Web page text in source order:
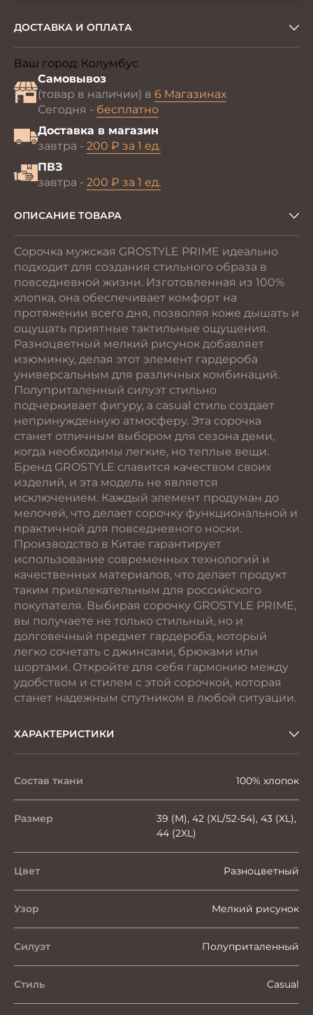
ДОСТАВКА И ОПЛАТА
Ваш город: Колумбус
Самовывоз
(товар в наличии) в 6 Магазинах
Сегодня - бесплатно
Доставка в магазин
завтра - 200 ₽ за 1 ед.
ПВЗ
завтра - 200 ₽ за 1 ед.
ОПИСАНИЕ ТОВАРА
Сорочка мужская GROSTYLE PRIME идеально
подходит для создания стильного образа в
повседневной жизни. Изготовленная из 100%
хлопка, она обеспечивает комфорт на
протяжении всего дня, позволяя коже дышать и
ощущать приятные тактильные ощущения.
Разноцветный мелкий рисунок добавляет
изюминку, делая этот элемент гардероба
универсальным для различных комбинаций.
Полуприталенный силуэт стильно
подчеркивает фигуру, а casual стиль создает
непринужденную атмосферу. Эта сорочка
станет отличным выбором для сезона деми,
когда необходимы легкие, но теплые вещи.
Бренд GROSTYLE славится качеством своих
изделий, и эта модель не является
исключением. Каждый элемент продуман до
мелочей, что делает сорочку функциональной и
практичной для повседневного носки.
Производство в Китае гарантирует
использование современных технологий и
качественных материалов, что делает продукт
таким привлекательным для российского
покупателя. Выбирая сорочку GROSTYLE PRIME,
вы получаете не только стильный, но и
долговечный предмет гардероба, который
легко сочетать с джинсами, брюками или
шортами. Откройте для себя гармонию между
удобством и стилем с этой сорочкой, которая
станет надежным спутником в любой ситуации.
ХАРАКТЕРИСТИКИ
Состав ткани 100% хлопок
Размер
39 (M), 42 (XL/52-54), 43 (XL),
44 (2XL)
Цвет Разноцветный
Узор Мелкий рисунок
Силуэт Полуприталенный
Стиль Casual